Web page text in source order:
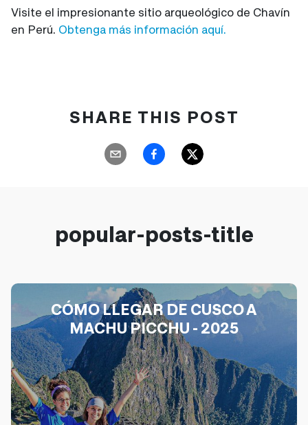
Visite el impresionante sitio arqueológico de Chavín
en Perú. Obtenga más información aquí.
SHARE THIS POST
popular-posts-title
CÓMO LLEGAR DE CUSCO A
MACHU PICCHU - 2025